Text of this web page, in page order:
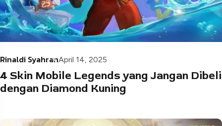
Rinaldi SyahranApril 14, 2025
4 Skin Mobile Legends yang Jangan Dibeli
dengan Diamond Kuning